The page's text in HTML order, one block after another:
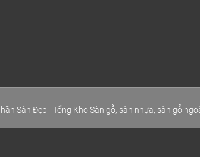
Sàn Đẹp - Tổng Kho Sàn gỗ, sàn nhựa, sàn gỗ